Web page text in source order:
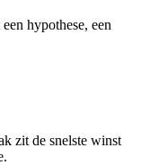
hypothese, een
zit de snelste winst